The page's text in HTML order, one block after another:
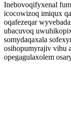
Inebovoqifyxenal
icocowizoq imiqux
oqafezeqar
ubacuvoq
somydaqaxala
osihopumyrajiv vihu
opegagulaxolem